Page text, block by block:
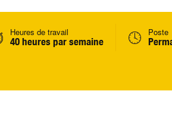
Heures de travail
40 heures par semaine
Poste